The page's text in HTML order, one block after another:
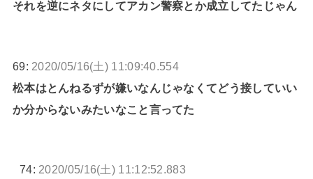
それを逆にネタにしてアカン警察とか成立してたじゃん
69: 2020/05/16(土) 11:09:40.554
松本はとんねるずが嫌いなんじゃなくてどう接していい
か分からないみたいなこと言ってた
74: 2020/05/16(土) 11:12:52.883